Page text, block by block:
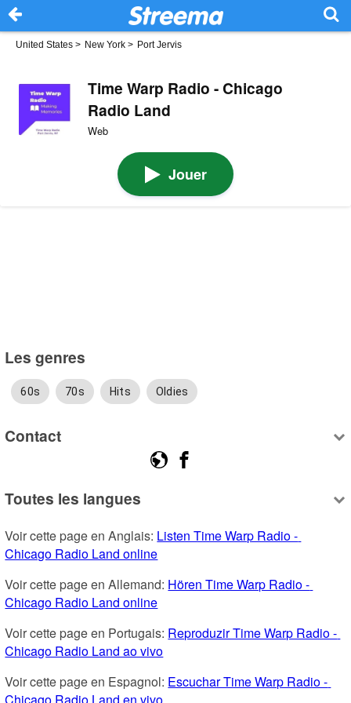
United States > New York > Port Jervis
Time Warp Radio - Chicago
Radio Land
Web
Jouer
Les genres
60s 70s Hits Oldies
Contact
Toutes les langues
Voir cette page en Anglais: Listen Time Warp Radio -
Chicago Radio Land online
Voir cette page en Allemand: Hören Time Warp Radio -
Chicago Radio Land online
Voir cette page en Portugais: Reproduzir Time Warp Radio -
Chicago Radio Land ao vivo
Voir cette page en Espagnol: Escuchar Time Warp Radio -
Chicago Radio Land en vivo